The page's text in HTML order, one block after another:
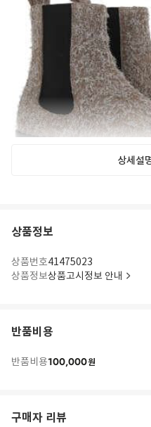
상세설
상품정보
상품번호41475023
상품정보상품고시정보 안내
반품비용
반품비용100,000원
구매자 리뷰